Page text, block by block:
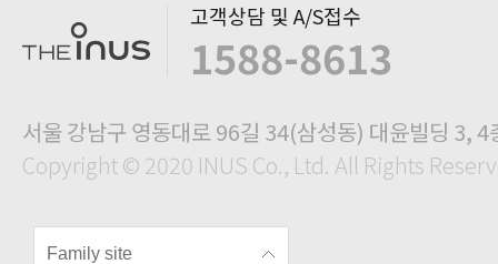
고객상담 및 A/S접수
1588-8613
서울 강남구 영동대로 96길 34(삼성동) 대윤빌딩 3, 4
Copyright © 2020 INUS Co., Ltd. All Rights
Family site